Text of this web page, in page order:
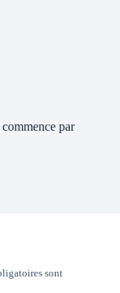
par
sont